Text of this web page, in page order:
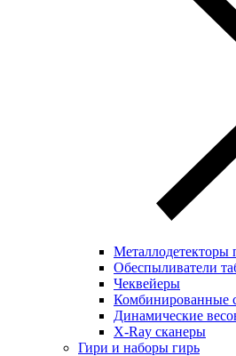
Обеспыливатели
Чеквейеры
Комбинированные
Динамические
X-Ray сканеры
Гири и наборы гирь